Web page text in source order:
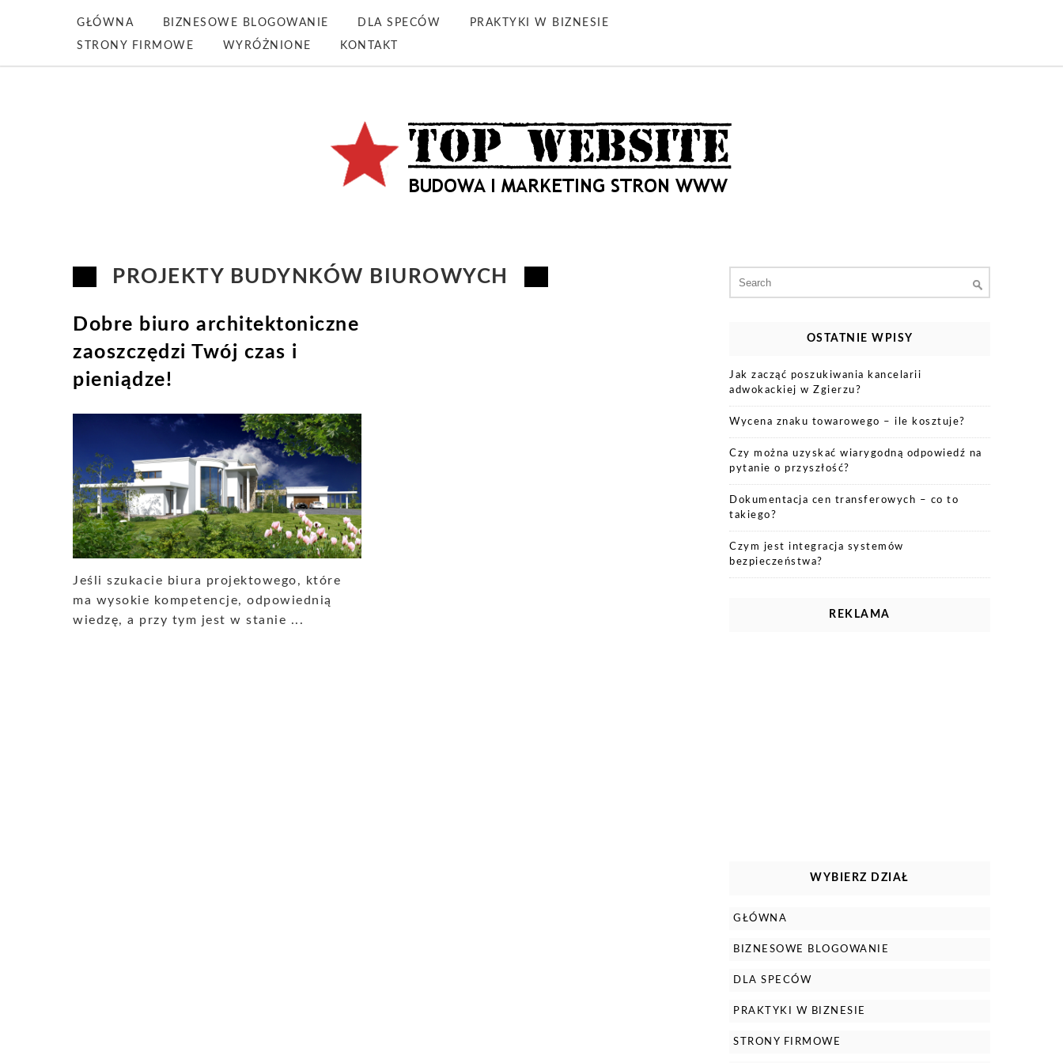
GŁÓWNA BIZNESOWE BLOGOWANIE DLA SPECÓW PRAKTYKI W BIZNESIE
STRONY FIRMOWE WYRÓŻNIONE KONTAKT
PROJEKTY BUDYNKÓW BIUROWYCH
Dobre biuro architektoniczne
zaoszczędzi Twój czas i
pieniądze!
Jeśli szukacie biura projektowego, które
ma wysokie kompetencje, odpowiednią
wiedzę, a przy tym jest w stanie ...
for:
OSTATNIE WPISY
Jak zacząć poszukiwania kancelarii
adwokackiej w Zgierzu?
Wycena znaku towarowego – ile kosztuje?
Czy można uzyskać wiarygodną odpowiedź na
pytanie o przyszłość?
Dokumentacja cen transferowych – co to
takiego?
Czym jest integracja systemów
bezpieczeństwa?
REKLAMA
WYBIERZ DZIAŁ
GŁÓWNA
BIZNESOWE BLOGOWANIE
DLA SPECÓW
PRAKTYKI W BIZNESIE
STRONY FIRMOWE